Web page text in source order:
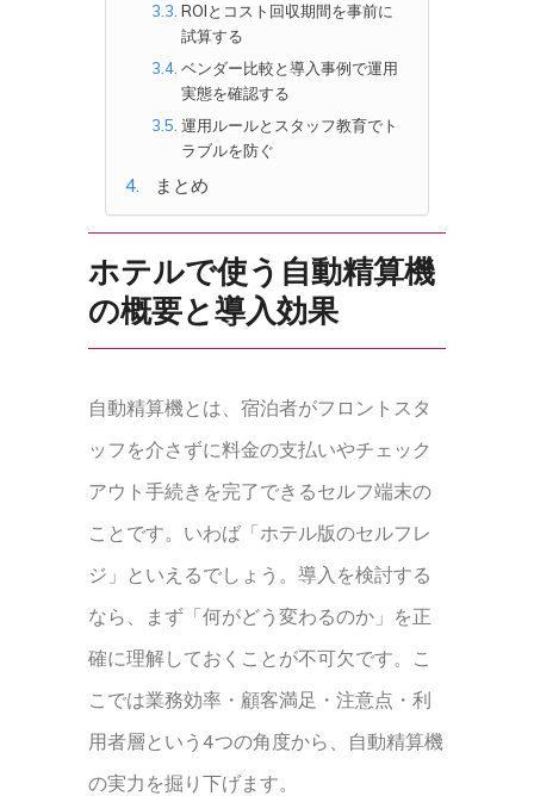
ROIとコスト回収期間を事前に
試算する
ベンダー比較と導入事例で運用
実態を確認する
運用ルールとスタッフ教育でト
ラブルを防ぐ
まとめ
ホテルで使う自動精算機
の概要と導入効果
自動精算機とは、宿泊者がフロントスタ
ッフを介さずに料金の支払いやチェック
アウト手続きを完了できるセルフ端末の
ことです。いわば「ホテル版のセルフレ
ジ」といえるでしょう。導入を検討する
なら、まず「何がどう変わるのか」を正
確に理解しておくことが不可欠です。こ
こでは業務効率・顧客満足・注意点・利
用者層という4つの角度から、自動精算機
の実力を掘り下げます。